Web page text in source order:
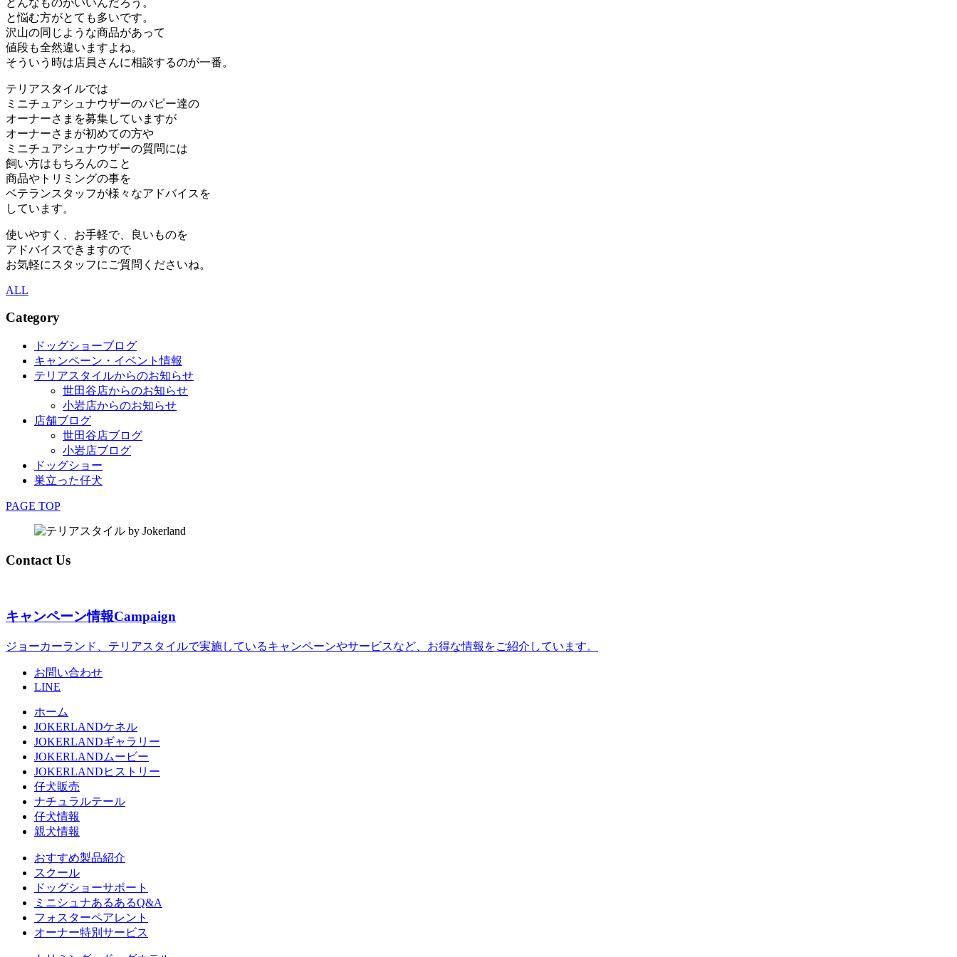
と悩む方がとても多いです。
沢山の同じような商品があって
値段も全然違いますよね。
そういう時は店員さんに相談するのが一番。
テリアスタイルでは
ミニチュアシュナウザーのパピー達の
オーナーさまを募集していますが
オーナーさまが初めての方や
ミニチュアシュナウザーの質問には
飼い方はもちろんのこと
商品やトリミングの事を
ベテランスタッフが様々なアドバイスを
しています。
使いやすく、お手軽で、良いものを
アドバイスできますので
お気軽にスタッフにご質問くださいね。
ALL
Category
ドッグショーブログ
キャンペーン・イベント情報
テリアスタイルからのお知らせ
世田谷店からのお知らせ
小岩店からのお知らせ
店舗ブログ
世田谷店ブログ
小岩店ブログ
ドッグショー
巣立った仔犬
PAGE TOP
Contact Us
キャンペーン情報Campaign
ジョーカーランド、テリアスタイルで実施しているキャンペーンやサービスなど、お得な情報をご紹介しています。
お問い合わせ
LINE
ホーム
JOKERLANDケネル
JOKERLANDギャラリー
JOKERLANDムービー
JOKERLANDヒストリー
仔犬販売
ナチュラルテール
仔犬情報
親犬情報
おすすめ製品紹介
スクール
ドッグショーサポート
ミニシュナあるあるQ&A
フォスターペアレント
オーナー特別サービス